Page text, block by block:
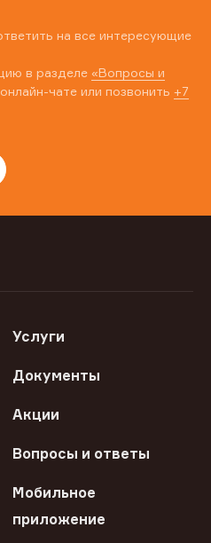
на все интересующие
в разделе «Вопросы и
чате или позвонить +7
Услуги
Документы
Акции
Вопросы и ответы
Мобильное
приложение